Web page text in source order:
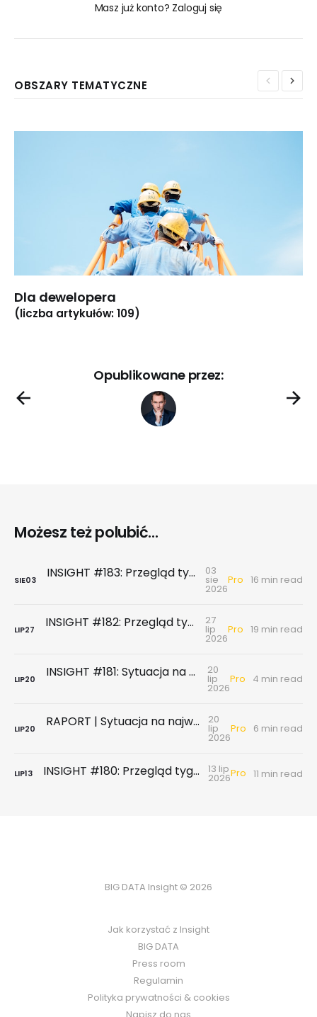
Masz już konto? Zaloguj się
OBSZARY TEMATYCZNE
Dla dewelopera
(liczba artykułów: 109)
Opublikowane przez:
Możesz też polubić...
SIE03 INSIGHT #183: Przegląd tygodniowy | Najnowsze dane GUS … czyli sezon wakacyjny z wiatrem w żagle 03
sie
2026
Pro 16 min read
LIP27 INSIGHT #182: Przegląd tygodniowy | Rynek biurowy - powierzchni biurowych nie brakuje, chyba że tych w najnowszym standardzie 27
lip
2026
Pro 19 min read
LIP20 INSIGHT #181: Sytuacja na największych rynkach mieszkaniowych po II kwartale 2026 20
lip
2026
Pro 4 min read
LIP20 RAPORT | Sytuacja na największych rynkach mieszkaniowych po II kwartale 2026 20
lip
2026
Pro 6 min read
LIP13 INSIGHT #180: Przegląd tygodniowy | Badanie ankietowe NBP - rynek wtórny & najem 13 lip
2026Pro 11 min read
BIG DATA Insight © 2026
Jak korzystać z Insight
BIG DATA
Press room
Regulamin
Polityka prywatności & cookies